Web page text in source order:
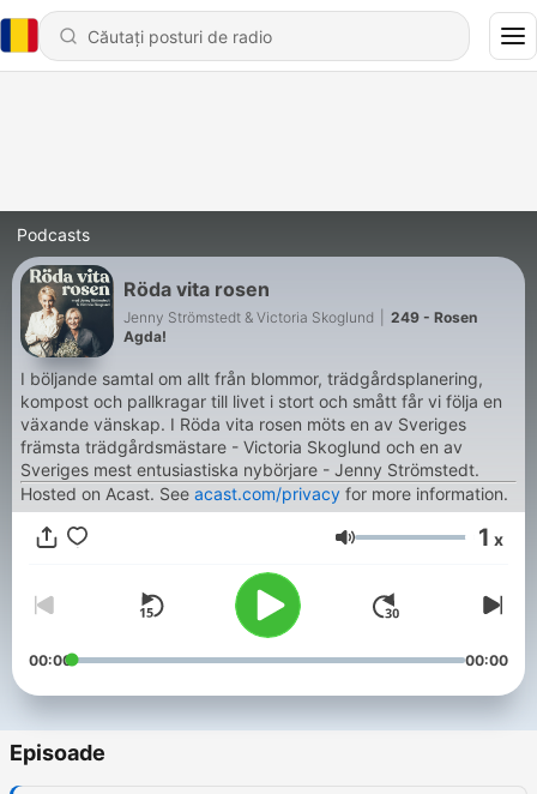
Podcasts
Röda vita rosen
Jenny Strömstedt & Victoria Skoglund
249 - Rosen
Agda!
I böljande samtal om allt från blommor, trädgårdsplanering,
kompost och pallkragar till livet i stort och smått får vi följa en
växande vänskap. I Röda vita rosen möts en av Sveriges
främsta trädgårdsmästare - Victoria Skoglund och en av
Sveriges mest entusiastiska nybörjare - Jenny Strömstedt.
Hosted on Acast. See acast.com/privacy for more information.
Volum 1 x
00:00 00:00
Episoade